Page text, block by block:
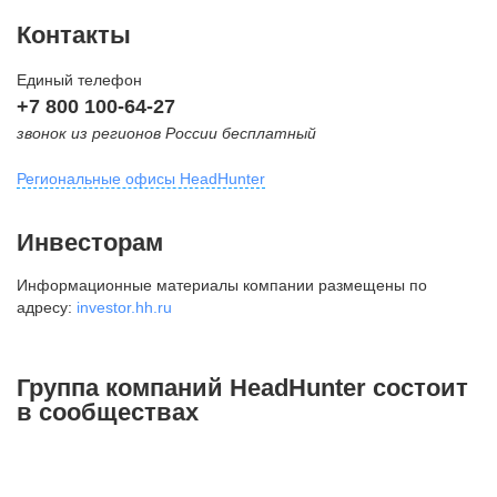
Контакты
Единый телефон
+7 800 100-64-27
звонок из регионов России бесплатный
Региональные офисы HeadHunter
внутригородская территория
Муниципальный округ Тверской,
2-я Брестская ул., д. 48,
+7 495 980-64-27
Инвесторам
Информационные материалы компании размещены по
адресу: investor.hh.ru
Группа компаний HeadHunter состоит
в сообществах